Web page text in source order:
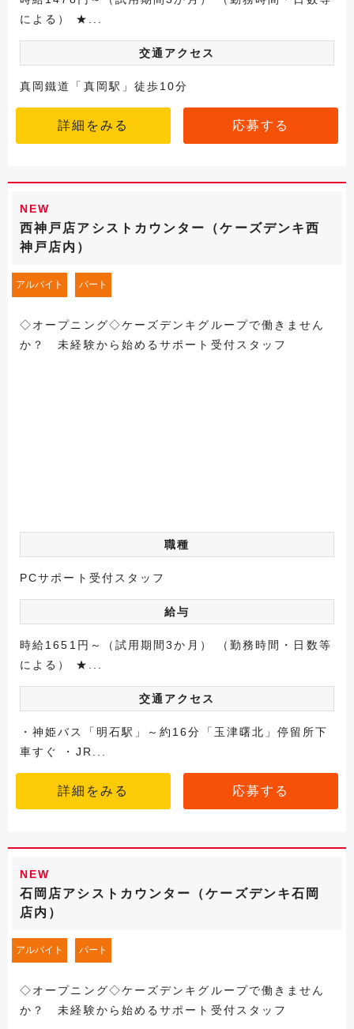
による） ★...
交通アクセス
真岡鐵道「真岡駅」徒歩10分
詳細をみる 応募する
NEW
西神戸店アシストカウンター（ケーズデンキ西
神戸店内）
アルバイト パート
◇オープニング◇ケーズデンキグループで働きません
か？ 未経験から始めるサポート受付スタッフ
職種
PCサポート受付スタッフ
給与
時給1651円～（試用期間3か月） （勤務時間・日数等
による） ★...
交通アクセス
・神姫バス「明石駅」～約16分「玉津曙北」停留所下
車すぐ ・JR...
詳細をみる 応募する
NEW
石岡店アシストカウンター（ケーズデンキ石岡
店内）
アルバイト パート
◇オープニング◇ケーズデンキグループで働きません
か？ 未経験から始めるサポート受付スタッフ